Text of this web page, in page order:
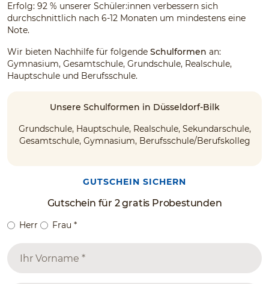
Erfolg: 92 % unserer Schüler:innen verbessern sich
durchschnittlich nach 6-12 Monaten um mindestens eine
Note.
Wir bieten Nachhilfe für folgende Schulformen an:
Gymnasium, Gesamtschule, Grundschule, Realschule,
Hauptschule und Berufsschule.
Unsere Schulformen in Düsseldorf-Bilk
Grundschule, Hauptschule, Realschule, Sekundarschule,
Gesamtschule, Gymnasium, Berufsschule/Berufskolleg
GUTSCHEIN SICHERN
Gutschein für 2 gratis Probestunden
Herr Frau *